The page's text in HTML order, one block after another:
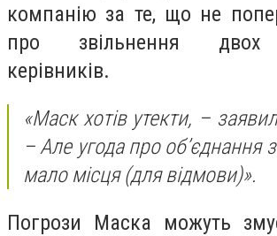
компанію за те, що не
про звільнення двох
керівників.
«Маск хотів утекти, –
– Але угода про об’єднання
мало місця (для відмови)».
Погрози Маска можуть